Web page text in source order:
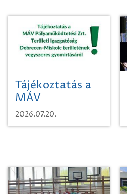
Tájékoztatás a
MÁV
Pályaműködtetési
Zrt. Területi
területének
vegyszeres
2026.07.20.